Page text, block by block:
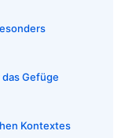
Gefüge
Kontextes